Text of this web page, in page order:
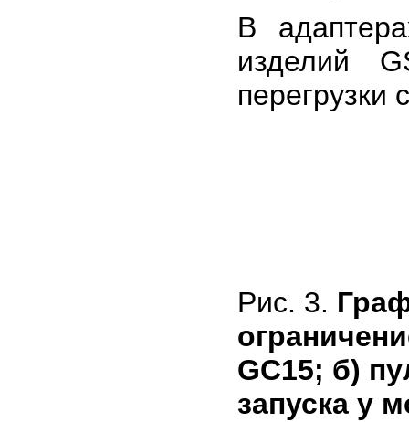
В
изделий
перегрузки
Рис. 3.
GC15; б)
запуска у